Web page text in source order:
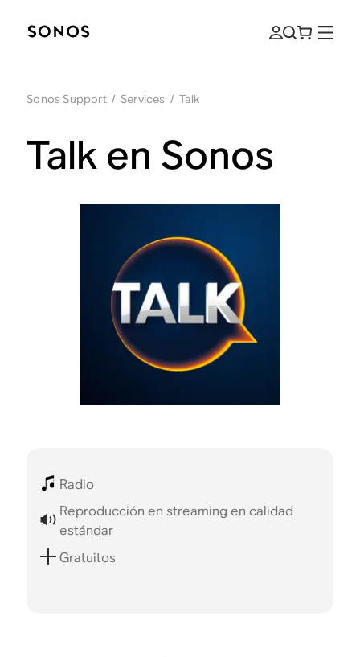
Sonos Support / Services / Talk
Talk en Sonos
Radio
Reproducción en streaming en calidad
estándar
Gratuitos